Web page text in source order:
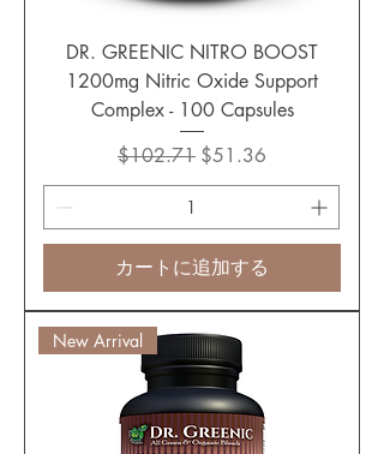
DR. GREENIC NITRO BOOST
1200mg Nitric Oxide Support
Complex - 100 Capsules
通常価格
$102.71 セール価格
$51.36
カートに追加する
New Arrival